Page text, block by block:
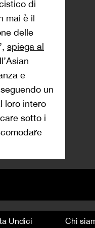
di
mai è il
delle
spiega al
e
un
loro intero
sotto i
Undici
Chi